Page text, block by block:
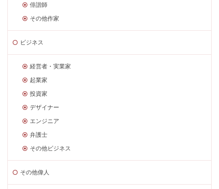
俳諧師
その他作家
ビジネス
経営者・実業家
起業家
投資家
デザイナー
エンジニア
弁護士
その他ビジネス
その他偉人